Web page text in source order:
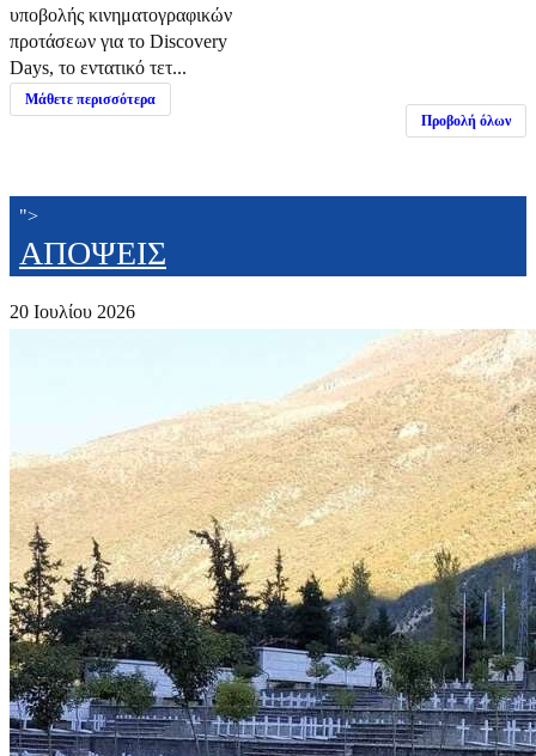
υποβολής κινηματογραφικών
προτάσεων για το Discovery
Days, το εντατικό τετ...
Μάθετε περισσότερα
Προβολή όλων
">
ΑΠΟΨΕΙΣ
20 Ιουλίου 2026